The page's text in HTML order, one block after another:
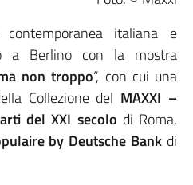
italiana e
a Berlino con la mostra
non troppo“, con cui una
Collezione del MAXXI –
del XXI secolo di Roma,
by Deutsche Bank di